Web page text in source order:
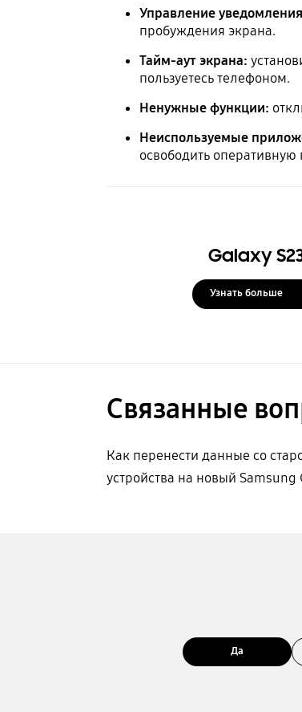
Управление
пробуждения экрана.
Тайм-аут экрана:
пользуетесь телефоном.
Ненужные функции:
Неиспользуемые
освободить оперативную
Galaxy
Узнать больше
Связанные
Как перенести данные со
устройства на новый Samsung
Да